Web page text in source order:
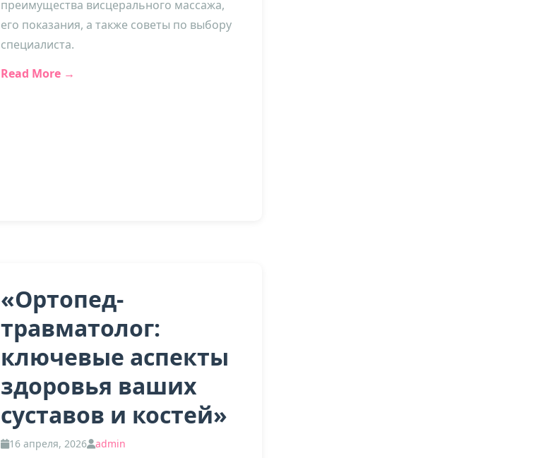
преимущества висцерального массажа,
его показания, а также советы по выбору
специалиста.
Read More →
«Ортопед-
травматолог:
ключевые аспекты
здоровья ваших
суставов и костей»
16 апреля, 2026 admin